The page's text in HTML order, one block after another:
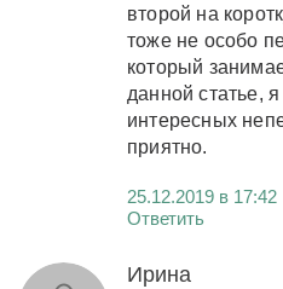
второй на
тоже не особо
который
данной статье,
интересных
приятно.
25.12.2019 в 17:42
Ответить
Ирина